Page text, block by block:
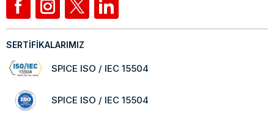
SERTİFİKALARIMIZ
SPICE ISO / IEC 15504
SPICE ISO / IEC 15504